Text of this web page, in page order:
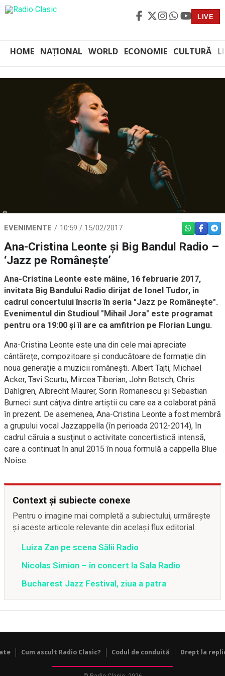
LIVE
HOME NAȚIONAL WORLD ECONOMIE CULTURĂ
EVENIMENTE 10:59 / 15/02/2017 WHATSAPP
Ana-Cristina Leonte şi Big Bandul Radio –
‘Jazz pe Româneşte’
Ana-Cristina Leonte este mâine, 16 februarie 2017,
invitata Big Bandului Radio dirijat de Ionel Tudor, în
cadrul concertului înscris în seria "Jazz pe Româneşte".
Evenimentul din Studioul "Mihail Jora" este programat
pentru ora 19:00 şi îl are ca amfitrion pe Florian Lungu.
Ana-Cristina Leonte este una din cele mai apreciate
cântărețe, compozitoare și conducătoare de formație din
noua generație a muzicii românești. Albert Tajti, Michael
Acker, Tavi Scurtu, Mircea Tiberian, John Betsch, Chris
Dahlgren, Albrecht Maurer, Sorin Romanescu şi Sebastian
Burneci sunt câţiva dintre artiştii cu care ea a colaborat până
în prezent. De asemenea, Ana-Cristina Leonte a fost membră
a grupului vocal Jazzappella (în perioada 2012-2014), în
cadrul căruia a susţinut o activitate concertistică intensă,
care a continuat în anul 2015 în noua formulă a cappella Blue
Noise.
Context și subiecte conexe
Pentru o imagine mai completă a subiectului, urmărește
și aceste articole relevante din același flux editorial.
Luiza Zan pe scena Sălii Radio
Nicolas Simion – în concert la Sala Radio
Bucharest Jazz Festival, ziua a patra
Cum ascult Radio Clasic? Codul de conduită Drept la